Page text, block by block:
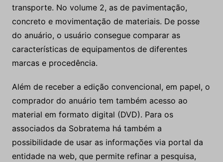
transporte. No volume 2, as de pavimentação,
concreto e movimentação de materiais. De posse
do anuário, o usuário consegue comparar as
características de equipamentos de diferentes
marcas e procedência.
Além de receber a edição convencional, em papel, o
comprador do anuário tem também acesso ao
material em formato digital (DVD). Para os
associados da Sobratema há também a
possibilidade de usar as informações via portal da
entidade na web, que permite refinar a pesquisa,